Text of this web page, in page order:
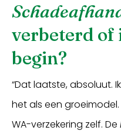
verbeterd of
begin?
“Dat laatste, absoluut.
het als een
WA-verzekering zelf. De